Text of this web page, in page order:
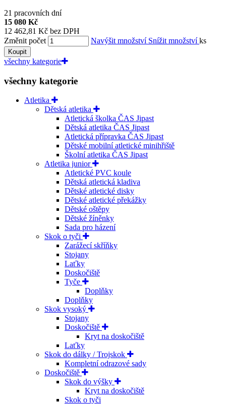
21 pracovních dní
15 080 Kč
12 462,81 Kč bez DPH
Změnit počet
Navýšit množství Snížit množstvíks
Koupit
všechny kategorie
všechny kategorie
Atletika
Dětská atletika
Atletická školka ČAS Jipast
Dětská atletika ČAS Jipast
Atletická přípravka ČAS Jipast
Dětské mobilní atletické minihřiště
Školní atletika ČAS Jipast
Atletika junior
Atletické PVC koule
Dětská atletická kladiva
Dětské atletické disky
Dětské atletické překážky
Dětské oštěpy
Dětské žíněnky
Sada pro házení
Skok o tyči
Zarážecí skříňky
Stojany
Laťky
Doskočiště
Tyče
Doplňky
Doplňky
Skok vysoký
Stojany
Doskočiště
Kryt na doskočiště
Laťky
Skok do dálky / Trojskok
Kompletní odrazové sady
Doskočiště
Skok do výšky
Kryt na doskočiště
Skok o tyči